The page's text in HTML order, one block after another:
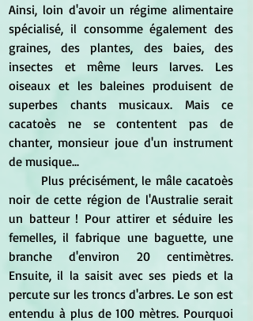
Ainsi, loin d'avoir un régime alimentaire
spécialisé, il consomme également des
graines, des plantes, des baies, des
insectes et même leurs larves. Les
oiseaux et les baleines produisent de
superbes chants musicaux. Mais ce
cacatoès ne se contentent pas de
chanter, monsieur joue d'un instrument
de musique...
noir de cette région de l'Australie serait
un batteur ! Pour attirer et séduire les
femelles, il fabrique une baguette, une
branche d'environ 20 centimètres.
Ensuite, il la saisit avec ses pieds et la
percute sur les troncs d'arbres. Le son est
entendu à plus de 100 mètres. Pourquoi